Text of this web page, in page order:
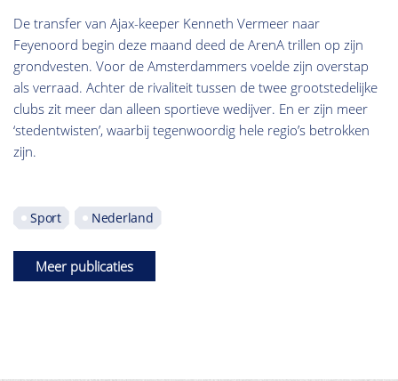
De transfer van Ajax-keeper Kenneth Vermeer naar
Feyenoord begin deze maand deed de ArenA trillen op zijn
grondvesten. Voor de Amsterdammers voelde zijn overstap
als verraad. Achter de rivaliteit tussen de twee grootstedelijke
clubs zit meer dan alleen sportieve wedijver. En er zijn meer
‘stedentwisten’, waarbij tegenwoordig hele regio’s betrokken
zijn.
Sport Nederland
Meer publicaties